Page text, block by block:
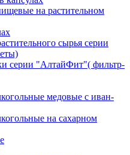
на растительном
сырья серии
серии "АлтайФит"( фильтр-
медовые с иван-
на сахарном